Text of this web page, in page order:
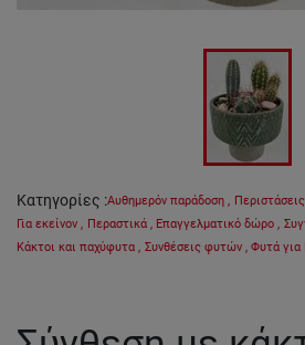
Κατηγορίες :Αυθημερόν παράδοση , Περιστάσεις
Για εκείνον , Περαστικά , Επαγγελματικό δώρο ,
Κάκτοι και παχύφυτα , Συνθέσεις φυτών , Φυτά για